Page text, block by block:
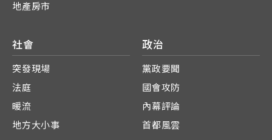
地產房市
社會
突發現場
法庭
暖流
地方大小事
政治
黨政要聞
國會攻防
內幕評論
首都風雲